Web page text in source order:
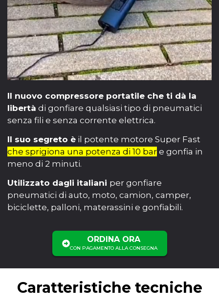
Il nuovo compressore portatile che ti dà la
libertà di gonfiare qualsiasi tipo di pneumatici
senza fili e senza corrente elettrica.
Il suo segreto è il potente motore Super Fast
che sprigiona una potenza di 10 bar e gonfia in
meno di 2 minuti.
Utilizzato dagli italiani per gonfiare
pneumatici di auto, moto, camion, camper,
biciclette, palloni, materassini e gonfiabili.
ORDINA ORA
CON PAGAMENTO ALLA CONSEGNA
Caratteristiche tecniche